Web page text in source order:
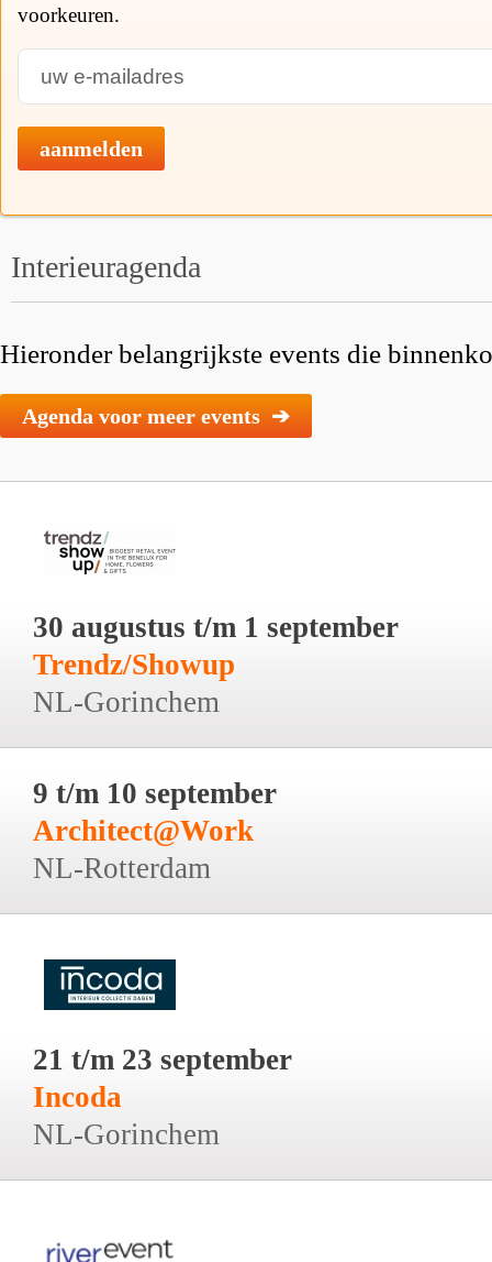
voorkeuren.
aanmelden
Interieuragenda
Hieronder belangrijkste events die
Agenda voor meer events ➔
30 augustus t/m 1 september
Trendz/Showup
NL-Gorinchem
9 t/m 10 september
Architect@Work
NL-Rotterdam
21 t/m 23 september
Incoda
NL-Gorinchem